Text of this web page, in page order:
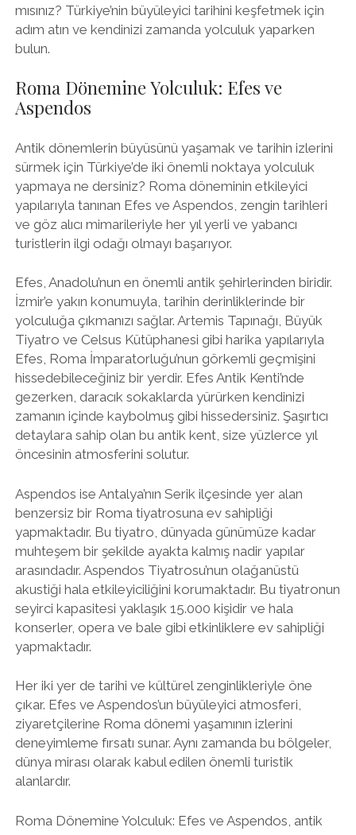
mısınız? Türkiye’nin büyüleyici tarihini keşfetmek için
adım atın ve kendinizi zamanda yolculuk yaparken
bulun.
Roma Dönemine Yolculuk: Efes ve
Aspendos
Antik dönemlerin büyüsünü yaşamak ve tarihin izlerini
sürmek için Türkiye’de iki önemli noktaya yolculuk
yapmaya ne dersiniz? Roma döneminin etkileyici
yapılarıyla tanınan Efes ve Aspendos, zengin tarihleri
ve göz alıcı mimarileriyle her yıl yerli ve yabancı
turistlerin ilgi odağı olmayı başarıyor.
Efes, Anadolu’nun en önemli antik şehirlerinden biridir.
İzmir’e yakın konumuyla, tarihin derinliklerinde bir
yolculuğa çıkmanızı sağlar. Artemis Tapınağı, Büyük
Tiyatro ve Celsus Kütüphanesi gibi harika yapılarıyla
Efes, Roma İmparatorluğu’nun görkemli geçmişini
hissedebileceğiniz bir yerdir. Efes Antik Kenti’nde
gezerken, daracık sokaklarda yürürken kendinizi
zamanın içinde kaybolmuş gibi hissedersiniz. Şaşırtıcı
detaylara sahip olan bu antik kent, size yüzlerce yıl
öncesinin atmosferini solutur.
Aspendos ise Antalya’nın Serik ilçesinde yer alan
benzersiz bir Roma tiyatrosuna ev sahipliği
yapmaktadır. Bu tiyatro, dünyada günümüze kadar
muhteşem bir şekilde ayakta kalmış nadir yapılar
arasındadır. Aspendos Tiyatrosu’nun olağanüstü
akustiği hala etkileyiciliğini korumaktadır. Bu tiyatronun
seyirci kapasitesi yaklaşık 15.000 kişidir ve hala
konserler, opera ve bale gibi etkinliklere ev sahipliği
yapmaktadır.
Her iki yer de tarihi ve kültürel zenginlikleriyle öne
çıkar. Efes ve Aspendos’un büyüleyici atmosferi,
ziyaretçilerine Roma dönemi yaşamının izlerini
deneyimleme fırsatı sunar. Aynı zamanda bu bölgeler,
dünya mirası olarak kabul edilen önemli turistik
alanlardır.
Roma Dönemine Yolculuk: Efes ve Aspendos, antik